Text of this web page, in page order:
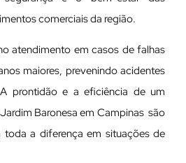
comerciais da região.
atendimento em casos de falhas
maiores, prevenindo acidentes
prontidão e a eficiência de um
Baronesa em Campinas são
toda a diferença em situações de